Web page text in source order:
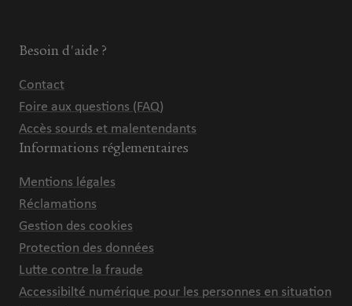
Besoin d'aide ?
Contact
Foire aux questions (FAQ)
Accès sourds et malentendants
Informations réglementaires
Mentions légales
Réclamations
Gestion des cookies
Protection des données
Lutte contre la fraude
Accessibilté numérique pour les personnes en situation